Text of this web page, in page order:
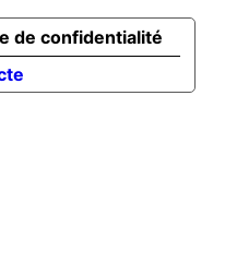
de confidentialité